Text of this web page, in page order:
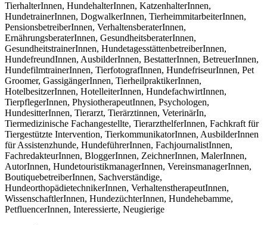
TierhalterInnen, HundehalterInnen, KatzenhalterInnen,
HundetrainerInnen, DogwalkerInnen, TierheimmitarbeiterInnen,
PensionsbetreiberInnen, VerhaltensberaterInnen,
ErnährungsberaterInnen, GesundheitsberaterInnen,
GesundheitstrainerInnen, HundetagesstättenbetreiberInnen,
HundefreundInnen, AusbilderInnen, BestatterInnen, BetreuerInnen,
HundefilmtrainerInnen, TierfotografInnen, HundefriseurInnen, Pet
Groomer, GassigängerInnen, TierheilpraktikerInnen,
HotelbesitzerInnen, HotelleiterInnen, HundefachwirtInnen,
TierpflegerInnen, PhysiotherapeutInnen, Psychologen,
HundesitterInnen, Tierarzt, Tierärztinnen, VeterinärIn,
Tiermedizinische Fachangestellte, TierarzthelferInnen, Fachkraft für
Tiergestützte Intervention, TierkommunikatorInnen, AusbilderInnen
für Assistenzhunde, HundeführerInnen, FachjournalistInnen,
FachredakteurInnen, BloggerInnen, ZeichnerInnen, MalerInnen,
AutorInnen, HundetouristikmanagerInnen, VereinsmanagerInnen,
BoutiquebetreiberInnen, Sachverständige,
HundeorthopädietechnikerInnen, VerhaltenstherapeutInnen,
WissenschaftlerInnen, HundezüchterInnen, Hundehebamme,
PetfluencerInnen, Interessierte, Neugierige